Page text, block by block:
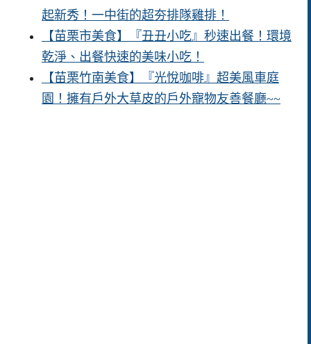
起新秀！一中街的超夯排隊雞排！
【苗栗市美食】『丑丑小吃』秒速出餐！環境
乾淨、出餐快速的美味小吃！
【苗栗竹南美食】『光悅咖啡』超美風車庭
園！擁有戶外大草皮的戶外寵物友善餐廳~~